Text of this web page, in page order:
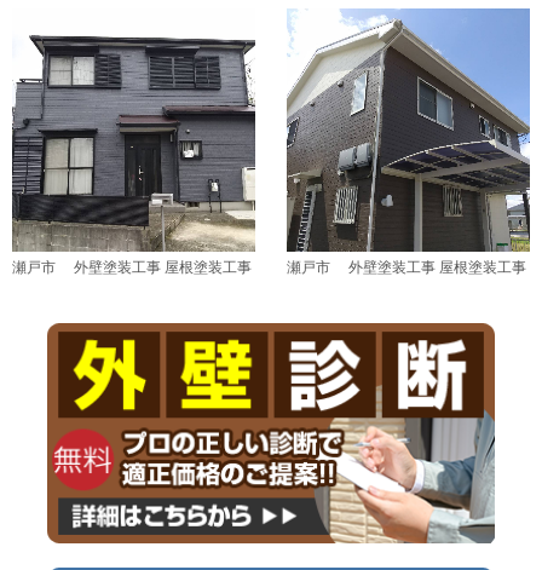
瀬戸市 外壁塗装工事 屋根塗装工事 瀬戸市 外壁塗装工事 屋根塗装工事